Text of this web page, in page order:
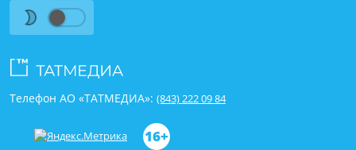
Телефон АО «ТАТМЕДИА»: (843) 222 09 84
16+